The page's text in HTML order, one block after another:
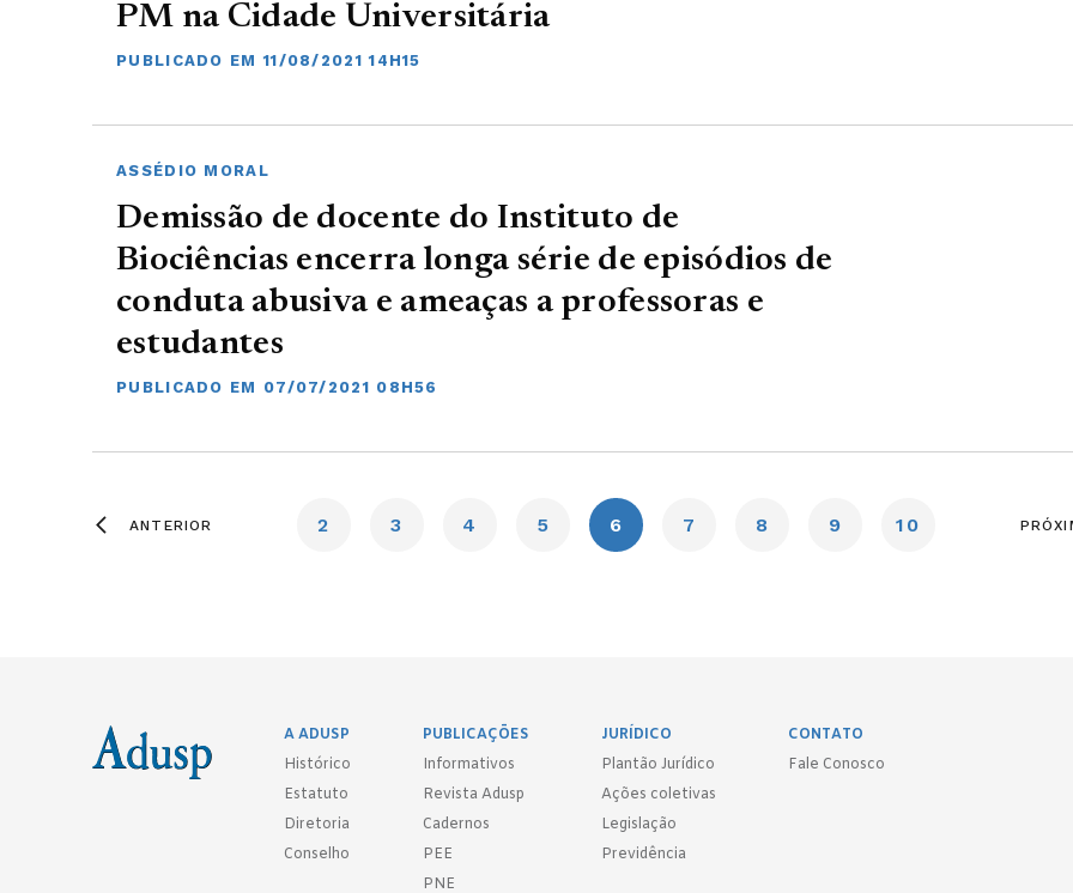
PM na Cidade Universitária
PUBLICADO EM 11/08/2021 14H15
ASSÉDIO MORAL
Demissão de docente do Instituto de
Biociências encerra longa série de episódios de
conduta abusiva e ameaças a professoras e
estudantes
PUBLICADO EM 07/07/2021 08H56
ANTERIOR 2 3 4 5 6 7 8 9 10
A ADUSP
Histórico
Estatuto
Diretoria
Conselho
PUBLICAÇÕES
Informativos
Revista Adusp
Cadernos
PEE
PNE
JURÍDICO
Plantão Jurídico
Ações coletivas
Legislação
Previdência
CONTATO
Fale Conosco